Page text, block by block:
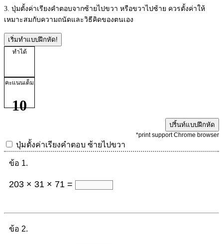
3. ปุ่มตั้งค่าเรียงคำตอบจากซ้ายไปขวา หรือขวาไปซ้าย ควรตั้งค่าให้
เหมาะสมกับความถนัดและวิธีคิดของตนเอง
เริ่มทำแบบฝึกหัด!
ทำได้
คะแนนเต็ม
10
ปริ้นท์แบบฝึกหัด
*print support Chrome browser
ปุ่มตั้งค่าเรียงคำตอบ ซ้ายไปขวา
ข้อ 1.
203 × 31 × 71 =
ข้อ 2.